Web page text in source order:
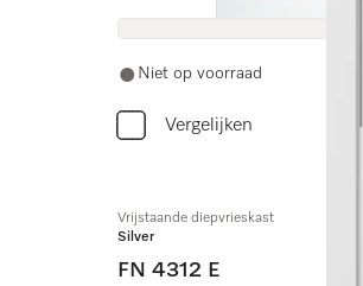
Niet op voorraad
Vergelijken
Vrijstaande diepvrieskast
Silver
FN 4312 E